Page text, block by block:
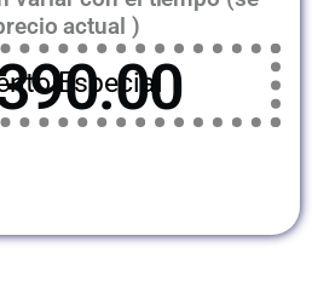
actual )
Especial